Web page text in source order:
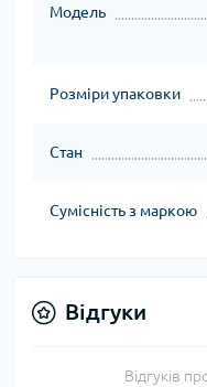
Модель
Розміри упаковки
Стан
Сумісність з маркою
Відгуки
Відгуків